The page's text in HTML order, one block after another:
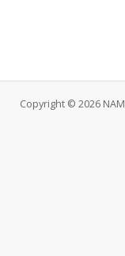
Copyright © 2026